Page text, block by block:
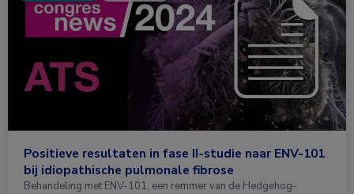
Positieve resultaten in fase II-studie naar ENV-101
bij idiopathische pulmonale fibrose
Behandeling met ENV-101, een remmer van de Hedgehog-